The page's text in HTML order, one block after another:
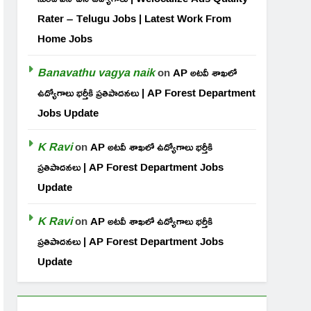
Rater – Telugu Jobs | Latest Work From
Home Jobs
Banavathu vagya naikonAP అటవీ శాఖలో
ఉద్యోగాలు భర్తీకి ప్రతిపాదనలు | AP Forest Department
Jobs Update
K RavionAP అటవీ శాఖలో ఉద్యోగాలు భర్తీకి
ప్రతిపాదనలు | AP Forest Department Jobs
Update
K RavionAP అటవీ శాఖలో ఉద్యోగాలు భర్తీకి
ప్రతిపాదనలు | AP Forest Department Jobs
Update